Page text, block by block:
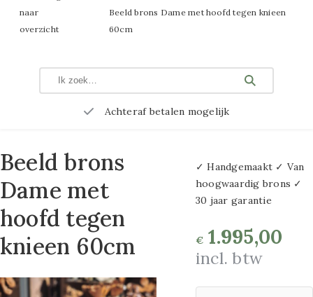
Bloembakken
manden
Tuinstekers
Sfeerverlichting
Vogeldrinkschalen
Windgongen
Kunstplanten
schilderijen
3D metaal
schilderijen
3D-schilderijen
naar
overzicht
Beeld brons Dame met hoofd tegen knieen
60cm
Achteraf betalen mogelijk
Beeld brons
Dame met
hoofd tegen
knieen 60cm
✓ Handgemaakt ✓ Van
hoogwaardig brons ✓
30 jaar garantie
€ 1.995,00
incl. btw